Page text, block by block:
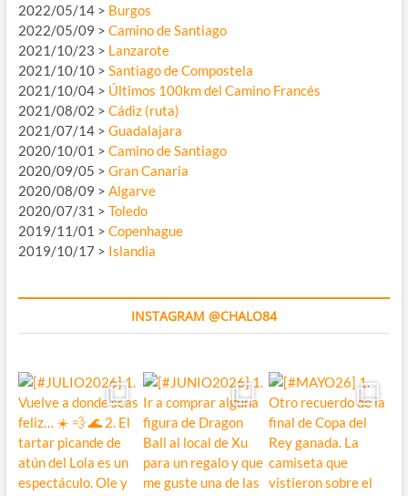
2022/05/14 > Burgos
2022/05/09 > Camino de Santiago
2021/10/23 > Lanzarote
2021/10/10 > Santiago de Compostela
2021/10/04 > Últimos 100km del Camino Francés
2021/08/02 > Cádiz (ruta)
2021/07/14 > Guadalajara
2020/10/01 > Camino de Santiago
2020/09/05 > Gran Canaria
2020/08/09 > Algarve
2020/07/31 > Toledo
2019/11/01 > Copenhague
2019/10/17 > Islandia
INSTAGRAM @CHALO84